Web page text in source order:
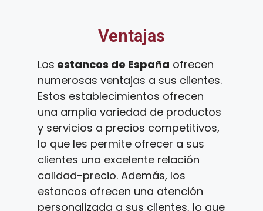
Ventajas
Los estancos de España ofrecen
numerosas ventajas a sus clientes.
Estos establecimientos ofrecen
una amplia variedad de productos
y servicios a precios competitivos,
lo que les permite ofrecer a sus
clientes una excelente relación
calidad-precio. Además, los
estancos ofrecen una atención
personalizada a sus clientes, lo que